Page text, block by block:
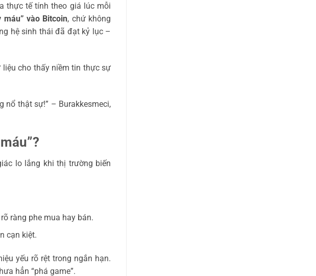
thực tế tính theo giá lúc mỗi
vào Bitcoin, chứ không
hệ sinh thái đã đạt kỷ lục –
liệu cho thấy niềm tin thực sự
nổ thật sự!” – Burakkesmeci,
lo lắng khi thị trường biến
ràng phe mua hay bán.
cạn kiệt.
yếu rõ rệt trong ngắn hạn.
hẳn “phá game”.